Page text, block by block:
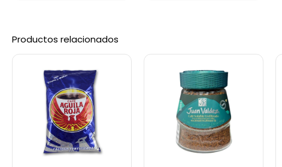
Productos relacionados